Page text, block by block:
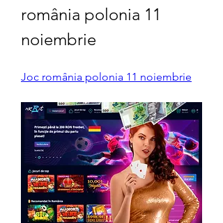
românia polonia 11
noiembrie
Joc românia polonia 11 noiembrie